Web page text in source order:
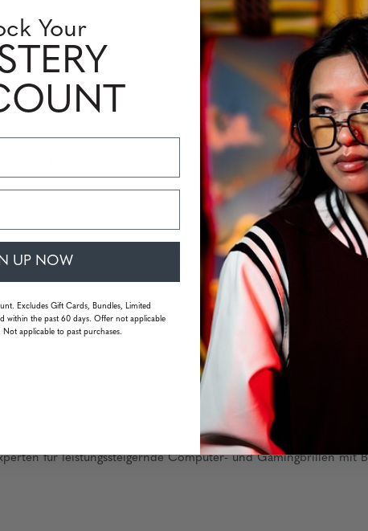
Please
are
unless
neuen Brille!
für digitale Bildschirmnutzer, die Stil schätzen! Mit einem
scharf aus, sondern hält auch deine Augen scharf. Apex ist
inklusive entspiegelter und schmutzabweisender
Cat-Eye-Designelementen und stilvollen Acetatbügeln für
Onyx/Marineblau.
35% blaues Licht) oder Amber-Gläsern (blockiert 65% blaues
und einem Etui geliefert.
für leistungssteigernde Computer- und Gamingbrillen mit
Your
UP NOW
Excludes Gift Cards, Bundles, Limited
within the past 60 days. Offer not applicable
applicable to past purchases.